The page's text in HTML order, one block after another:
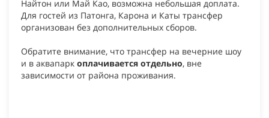
Найтон или Май Као, возможна небольшая доплата.
Для гостей из Патонга, Карона и Каты трансфер
организован без дополнительных сборов.
Обратите внимание, что трансфер на вечерние шоу
и в аквапарк оплачивается отдельно, вне
зависимости от района проживания.